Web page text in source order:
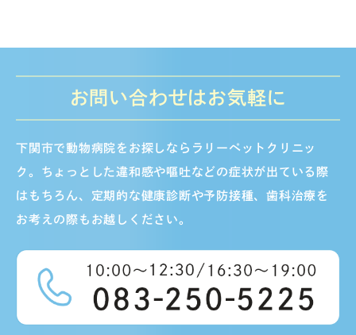
お問い合わせはお気軽に
下関市で動物病院をお探しならラリーペットクリニッ
ク。ちょっとした違和感や嘔吐などの症状が出ている際
はもちろん、定期的な健康診断や予防接種、歯科治療を
お考えの際もお越しください。